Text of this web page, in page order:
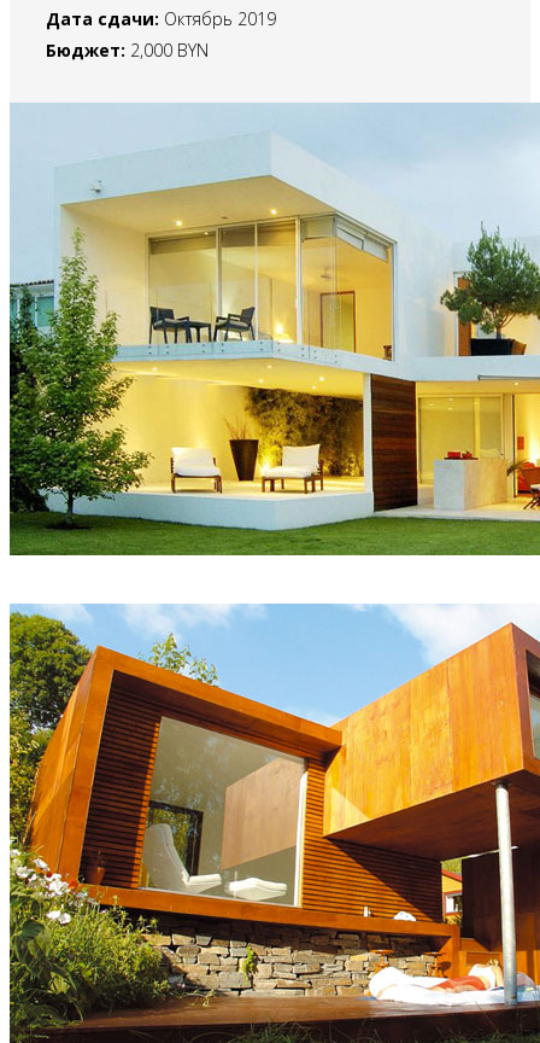
Дата сдачи: Октябрь 2019
Бюджет: 2,000 BYN